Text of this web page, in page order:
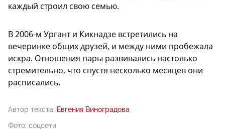
каждый строил свою семью.
В 2006-м Ургант и Кикнадзе встретились на
вечеринке общих друзей, и между ними пробежала
искра. Отношения пары развивались настолько
стремительно, что спустя несколько месяцев они
расписались.
Автор текста: Евгения Виноградова
Фото: соцсети